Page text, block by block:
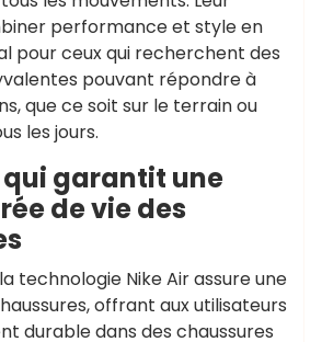
performance et style en
pour ceux qui recherchent des
pouvant répondre à
que ce soit sur le terrain ou
les jours.
garantit une
de vie des
technologie Nike Air assure une
offrant aux utilisateurs
durable dans des chaussures